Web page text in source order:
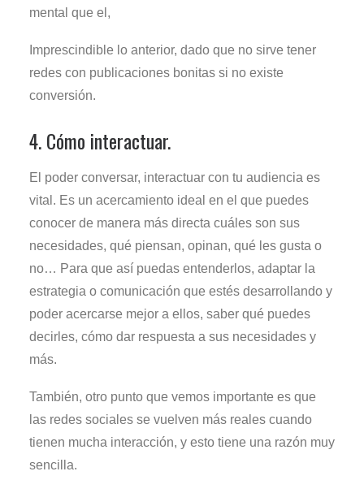
mental que el,
Imprescindible lo anterior, dado que no sirve tener
redes con publicaciones bonitas si no existe
conversión.
4. Cómo interactuar.
El poder conversar, interactuar con tu audiencia es
vital. Es un acercamiento ideal en el que puedes
conocer de manera más directa cuáles son sus
necesidades, qué piensan, opinan, qué les gusta o
no… Para que así puedas entenderlos, adaptar la
estrategia o comunicación que estés desarrollando y
poder acercarse mejor a ellos, saber qué puedes
decirles, cómo dar respuesta a sus necesidades y
más.
También, otro punto que vemos importante es que
las redes sociales se vuelven más reales cuando
tienen mucha interacción, y esto tiene una razón muy
sencilla.